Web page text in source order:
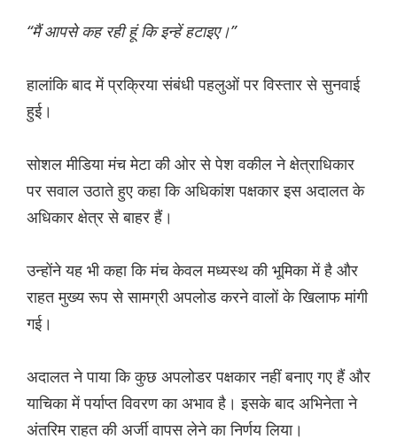
“मैं आपसे कह रही हूं कि इन्हें हटाइए।”
हालांकि बाद में प्रक्रिया संबंधी पहलुओं पर विस्तार से सुनवाई
हुई।
सोशल मीडिया मंच मेटा की ओर से पेश वकील ने क्षेत्राधिकार
पर सवाल उठाते हुए कहा कि अधिकांश पक्षकार इस अदालत के
अधिकार क्षेत्र से बाहर हैं।
उन्होंने यह भी कहा कि मंच केवल मध्यस्थ की भूमिका में है और
राहत मुख्य रूप से सामग्री अपलोड करने वालों के खिलाफ मांगी
गई।
अदालत ने पाया कि कुछ अपलोडर पक्षकार नहीं बनाए गए हैं और
याचिका में पर्याप्त विवरण का अभाव है। इसके बाद अभिनेता ने
अंतरिम राहत की अर्जी वापस लेने का निर्णय लिया।